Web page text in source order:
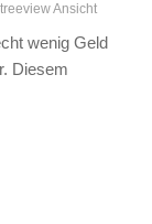
Ansicht
wenig Geld
Diesem